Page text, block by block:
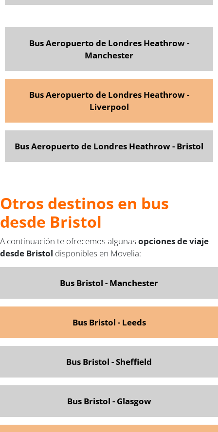
Bus Aeropuerto de Londres Heathrow -
Manchester
Bus Aeropuerto de Londres Heathrow -
Liverpool
Bus Aeropuerto de Londres Heathrow - Bristol
Otros destinos en bus
desde Bristol
A continuación te ofrecemos algunas opciones de viaje
desde Bristol disponibles en Movelia:
Bus Bristol - Manchester
Bus Bristol - Leeds
Bus Bristol - Sheffield
Bus Bristol - Glasgow